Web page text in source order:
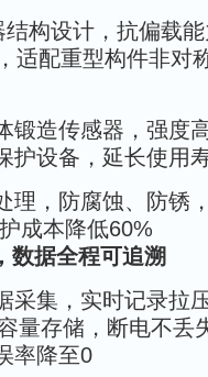
结构设计，抗偏载
适配重型构件非对
锻造传感器，强度
护设备，延长使用
理，防腐蚀、防锈
成本降低60%
数据全程可追溯
采集，实时记录拉
量存储，断电不丢
率降至0